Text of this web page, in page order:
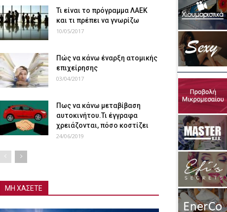
Τι είναι το πρόγραμμα ΛΑΕΚ
και τι πρέπει να γνωρίζω
10/05/2017
Πώς να κάνω έναρξη ατομικής
επιχείρησης
03/04/2017
Πως να κάνω μεταβίβαση
αυτοκινήτου.Τι έγγραφα
χρειάζονται, πόσο κοστίζει
24/06/2019
ΜΗ ΧΑΣΕΤΕ